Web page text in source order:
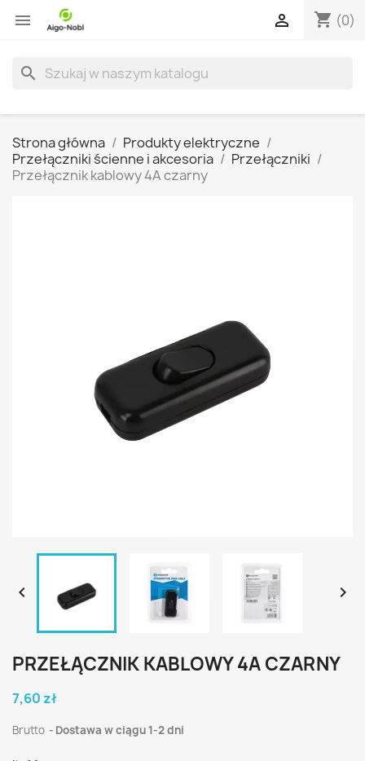
 shopping_cart (0)

search
Strona główna
Produkty elektryczne
Przełączniki ścienne i akcesoria
Przełączniki
Przełącznik kablowy 4A czarny
 
PRZEŁĄCZNIK KABLOWY 4A CZARNY
7,60 zł
Brutto Dostawa w ciągu 1-2 dni